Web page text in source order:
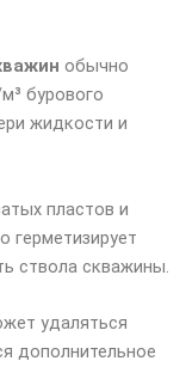
обычно
бурового
жидкости и
пластов и
герметизирует
ствола скважины.
удаляться
дополнительное